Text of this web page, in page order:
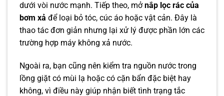
dưới vòi nước mạnh. Tiếp theo, mởnắp lọc rác của
bơm xả để loại bỏ tóc, cúc áo hoặc vật cản. Đây là
thao tác đơn giản nhưng lại xử lý được phần lớn các
trường hợp máy không xả nước.
Ngoài ra, bạn cũng nên kiểm tra nguồn nước trong
lồng giặt có mùi lạ hoặc có cặn bẩn đặc biệt hay
không, vì điều này giúp nhận biết tình trạng tắc